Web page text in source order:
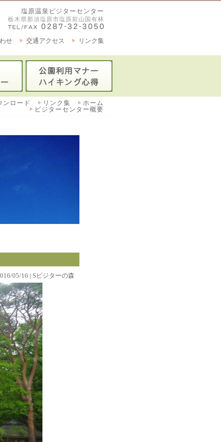
塩原温泉ビジターセンター
栃木県那須塩原市塩原前山国有林
リンク集
交通アクセス
せ
ホーム
リンク集
ロード
ビジターセンター概要
05/16 | Sビジターの森